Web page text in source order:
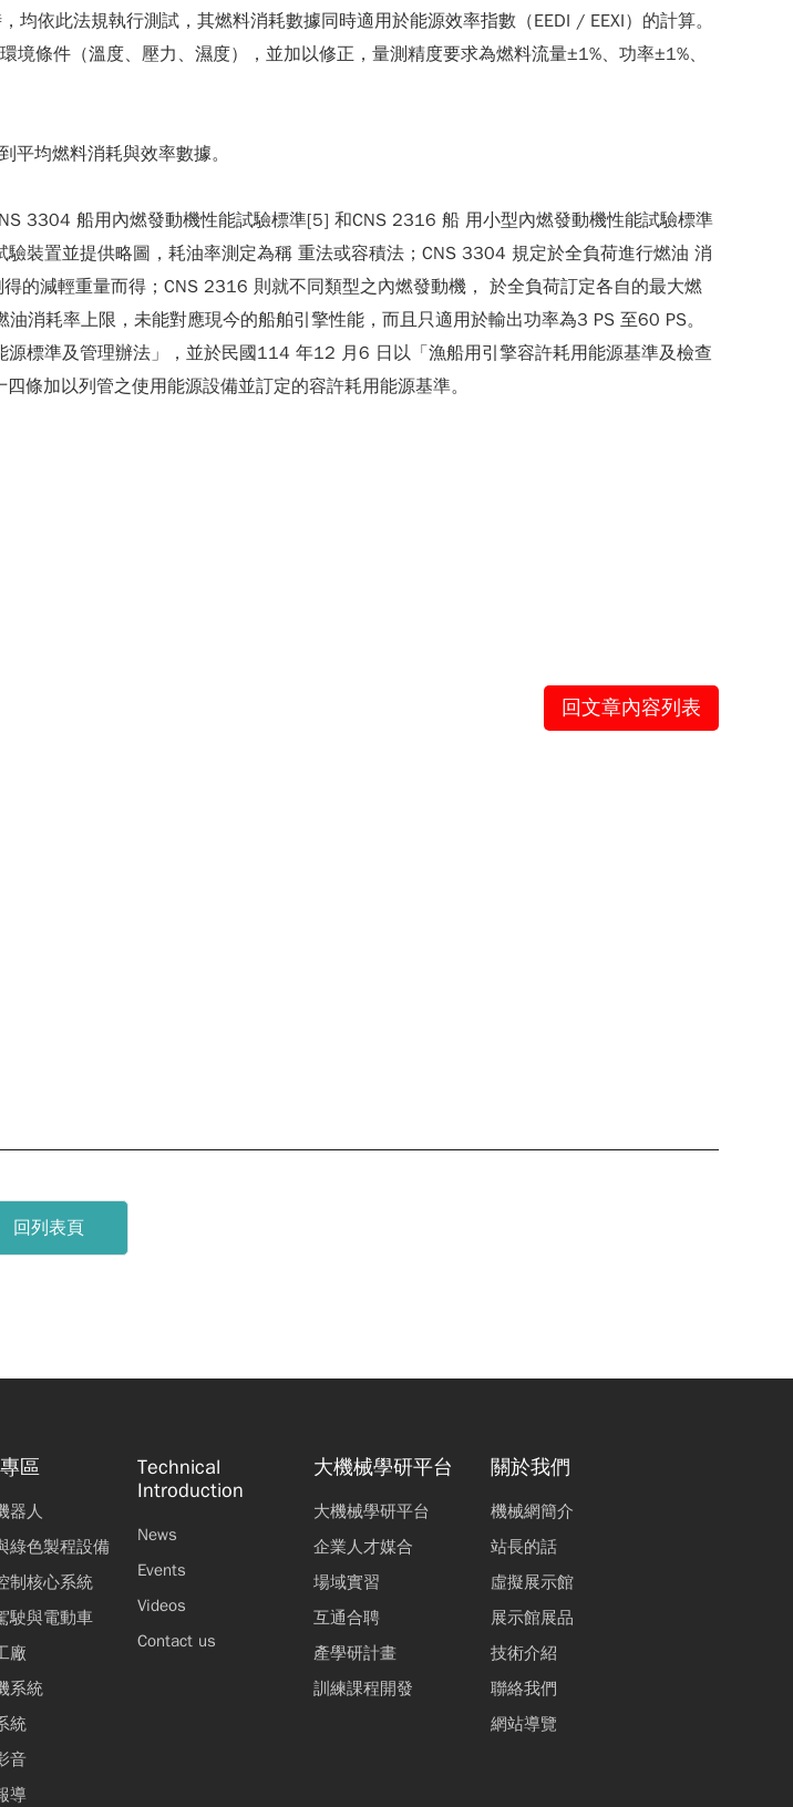
依此法規執行測試，其燃料消耗數據同時適用於能源效率指數（EEDI / EEXI）的計算。
條件（溫度、壓力、濕度），並加以修正，量測精度要求為燃料流量±1%、功率±1%、
均燃料消耗與效率數據。
3304 船用內燃發動機性能試驗標準[5] 和CNS 2316 船 用小型內燃發動機性能試驗標準
裝置並提供略圖，耗油率測定為稱 重法或容積法；CNS 3304 規定於全負荷進行燃油 消
的減輕重量而得；CNS 2316 則就不同類型之內燃發動機， 於全負荷訂定各自的最大燃
消耗率上限，未能對應現今的船舶引擎性能，而且只適用於輸出功率為3 PS 至60 PS。
標準及管理辦法」，並於民國114 年12 月6 日以「漁船用引擎容許耗用能源基準及檢查
條加以列管之使用能源設備並訂定的容許耗用能源基準。
回文章內容列表
回列表頁
區
器人
綠色製程設備
制核心系統
駛與電動車
廠
系統
統
音
導
Technical
Introduction
News
Events
Videos
Contact us
大機械學研平台
大機械學研平台
企業人才媒合
場域實習
互通合聘
產學研計畫
訓練課程開發
關於我們
機械網簡介
站長的話
虛擬展示館
展示館展品
技術介紹
聯絡我們
網站導覽